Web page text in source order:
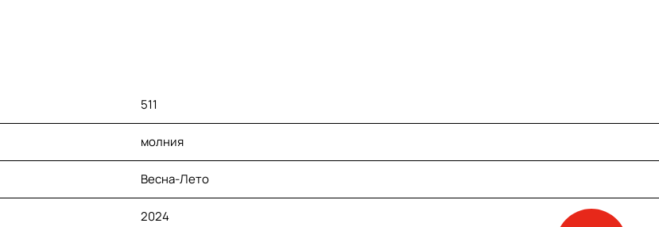
511
молния
Весна-Лето
2024